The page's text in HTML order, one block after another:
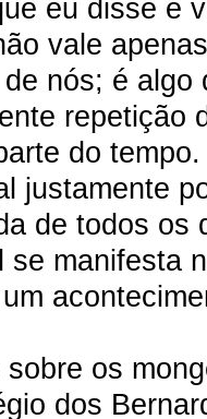
eu disse é
vale
nós; é
repetição
do
justamente
de todos os
se manifesta
os
dos